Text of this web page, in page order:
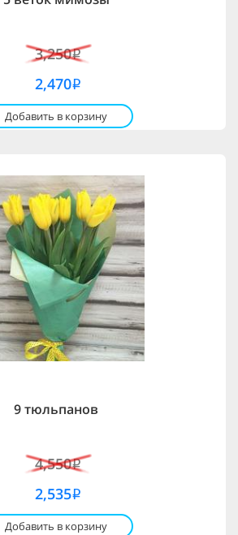
3,250i
2,470i
Добавить в корзину
9 тюльпанов
4,550i
2,535i
Добавить в корзину